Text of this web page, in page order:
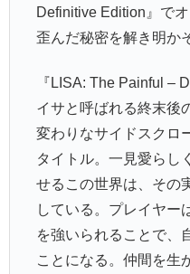
Definitive Edition』で
歪んだ秘密を解き明か
『LISA: The Painful –
イサと呼ばれる終末後
変わりなサイドスクロ
タイトル。一見愛らし
せるこの世界は、その
している。プレイヤー
を強いられることで、
ことになる。仲間を生